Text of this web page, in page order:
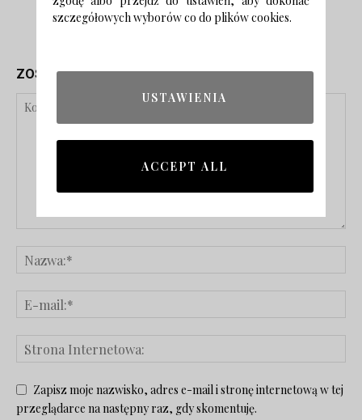
ZOSTAW ODPOWIEDŹ
Zapisz moje nazwisko, adres e-mail i stronę internetową w tej
przeglądarce na następny raz, gdy skomentuję.
szczegółowych wyborów co do plików cookies.
USTAWIENIA
ACCEPT ALL